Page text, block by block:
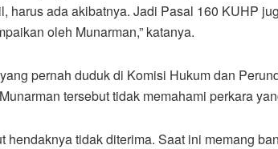
harus ada akibatnya. Jadi Pasal 160 KUHP
oleh Munarman,” katanya.
pernah duduk di Komisi Hukum dan
tersebut tidak memahami perkara
hendaknya tidak diterima. Saat ini memang